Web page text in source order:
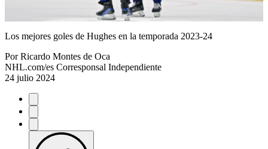
Video
Los mejores goles de Hughes en la temporada 2023-24
Por Ricardo Montes de Oca
NHL.com/es Corresponsal Independiente
24 julio 2024